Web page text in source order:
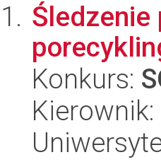
Konkurs: